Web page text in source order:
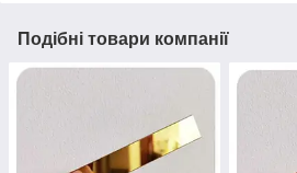
Подібні товари компанії